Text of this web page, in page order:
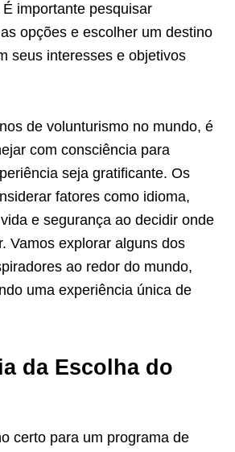
importante pesquisar
opções e escolher um destino
seus interesses e objetivos
de volunturismo no mundo, é
com consciência para
seja gratificante. Os
fatores como idioma,
e segurança ao decidir onde
Vamos explorar alguns dos
ao redor do mundo,
uma experiência única de
da Escolha do
certo para um programa de